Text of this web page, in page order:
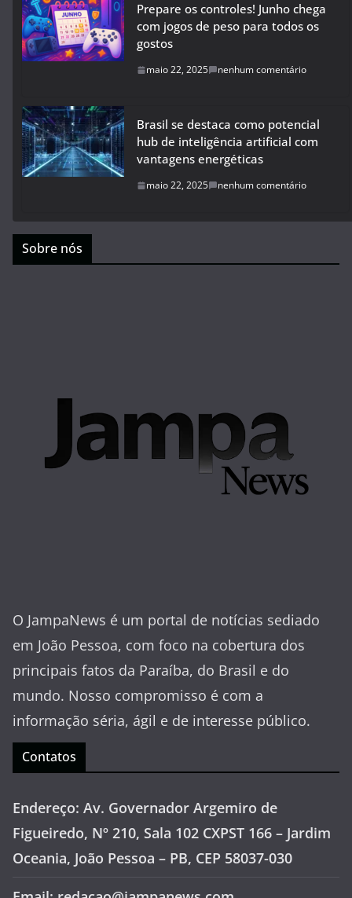
Prepare os controles! Junho chega
com jogos de peso para todos os
gostos
maio 22, 2025 nenhum comentário
Brasil se destaca como potencial
hub de inteligência artificial com
vantagens energéticas
maio 22, 2025 nenhum comentário
Sobre nós
O JampaNews é um portal de notícias sediado
em João Pessoa, com foco na cobertura dos
principais fatos da Paraíba, do Brasil e do
mundo. Nosso compromisso é com a
informação séria, ágil e de interesse público.
Contatos
Endereço: Av. Governador Argemiro de
Figueiredo, Nº 210, Sala 102 CXPST 166 – Jardim
Oceania, João Pessoa – PB, CEP 58037-030